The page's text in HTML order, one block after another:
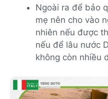
Ngoài ra để bảo
mẹ nên cho vào
nhiên nếu được
nếu để lâu nước
không còn nhiều